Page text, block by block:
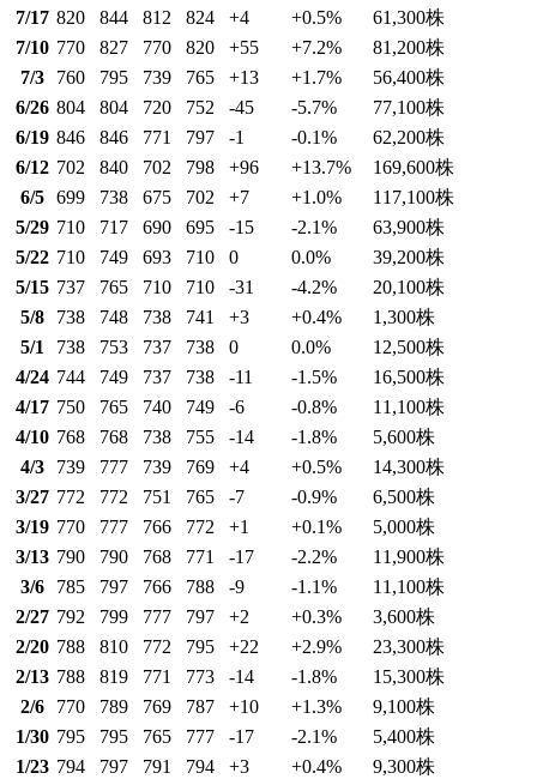
7/17 820 844 812 824 +4 +0.5% 61,300株
7/10 770 827 770 820 +55 +7.2% 81,200株
7/3
760 795 739 765 +13 +1.7% 56,400株
6/26 804 804 720 752 -45 -5.7% 77,100株
6/19 846 846 771 797 -1 -0.1% 62,200株
6/12 702 840 702 798 +96 +13.7% 169,600株
6/5 699 738 675 702 +7 +1.0% 117,100株
5/29 710 717 690 695 -15 -2.1% 63,900株
5/22 710 749 693 710 0 0.0% 39,200株
5/15 737 765 710 710 -31 -4.2% 20,100株
5/8
738 748 738 741 +3 +0.4% 1,300株
5/1
738 753 737 738 0 0.0% 12,500株
4/24 744 749 737 738 -11 -1.5% 16,500株
4/17 750 765 740 749 -6 -0.8% 11,100株
4/10 768 768 738 755 -14 -1.8% 5,600株
4/3
739 777 739 769 +4 +0.5% 14,300株
3/27 772 772 751 765 -7 -0.9% 6,500株
3/19 770 777 766 772 +1 +0.1% 5,000株
3/13 790 790 768 771 -17 -2.2% 11,900株
3/6
785 797 766 788 -9 -1.1% 11,100株
2/27 792 799 777 797 +2 +0.3% 3,600株
2/20 788 810 772 795 +22 +2.9% 23,300株
2/13 788 819 771 773 -14 -1.8% 15,300株
2/6
770 789 769 787 +10 +1.3% 9,100株
1/30 795 795 765 777 -17 -2.1% 5,400株
1/23 794 797 791 794 +3 +0.4% 9,300株